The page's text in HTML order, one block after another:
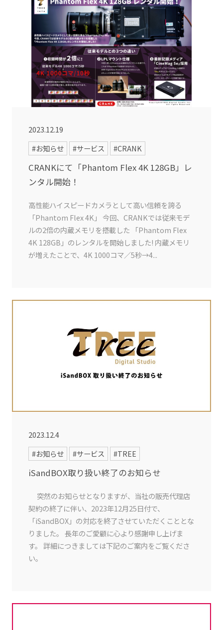
2023.12.19
#お知らせ
#サービス #CRANK
CRANKにて「Phantom Flex 4K 128GB」レ
ンタル開始！
高性能ハイスピードカメラとして高い信頼を誇る
「Phantom Flex 4K」 今回、CRANKでは従来モデ
ルの2倍の内蔵メモリを搭載した 「Phantom Flex
4K 128GB」のレンタルを開始しました! 内蔵メモリ
が増えたことで、4K 1000コマ／5秒→4...
2023.12.4
#お知らせ
#サービス #TREE
iSandBOX取り扱い終了のお知らせ
突然のお知らせとなりますが、当社の販売代理店
契約の終了に伴い、2023年12月25日付で、
「iSandBOX」の対応を終了させていただくこととな
りました。 長年のご愛顧に心より感謝申し上げま
す。 詳細につきましては下記のご案内をご覧くださ
い。